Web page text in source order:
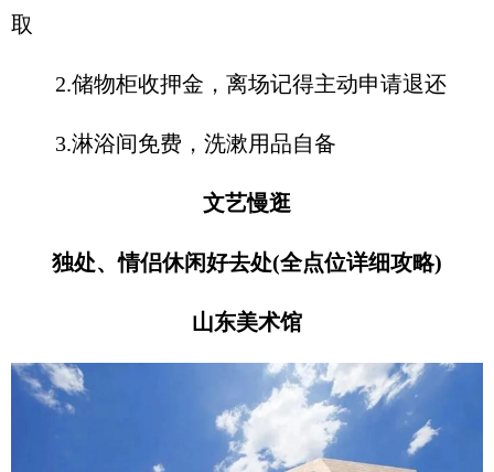
取
2.储物柜收押金，离场记得主动申请退还
3.淋浴间免费，洗漱用品自备
文艺慢逛
独处、情侣休闲好去处(全点位详细攻略)
山东美术馆